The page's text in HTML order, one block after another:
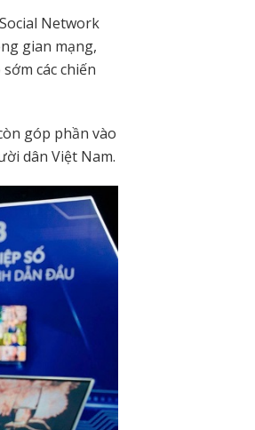
Network
gian mạng,
các chiến
góp phần vào
dân Việt Nam.